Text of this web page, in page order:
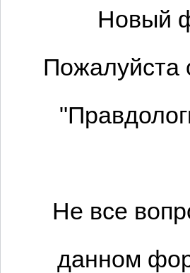
Новый
Пожалуйста
Не все
данном